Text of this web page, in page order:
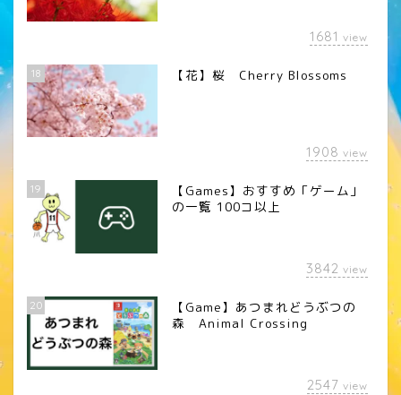
1681 view
18 【花】桜 Cherry Blossoms
1908 view
19
【Games】おすすめ「ゲーム」
の一覧 100コ以上
3842 view
20
【Game】あつまれどうぶつの
森 Animal Crossing
2547 view